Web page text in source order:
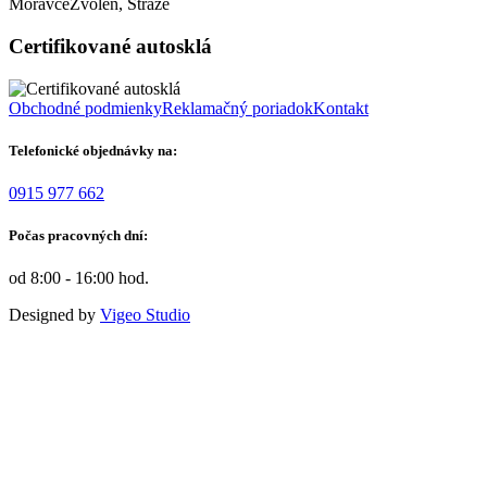
MoravceZvolen, Stráže
Certifikované autosklá
Obchodné podmienkyReklamačný poriadokKontakt
Telefonické objednávky na:
0915 977 662
Počas pracovných dní:
od 8:00 - 16:00 hod.
Designed by Vigeo Studio